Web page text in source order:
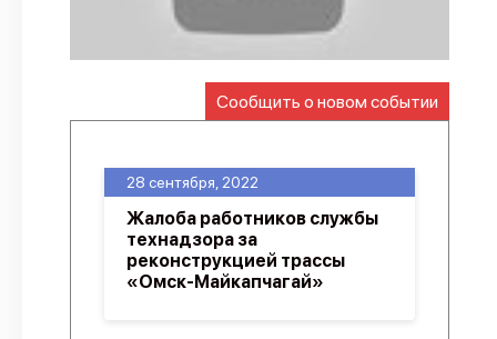
Предложить публикацию
API
О проекте
Сообщить о новом событии
28 сентября, 2022
Жалоба работников службы
технадзора за
реконструкцией трассы
«Омск-Майкапчагай»